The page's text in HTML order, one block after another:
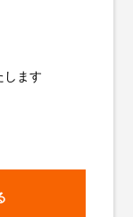
します